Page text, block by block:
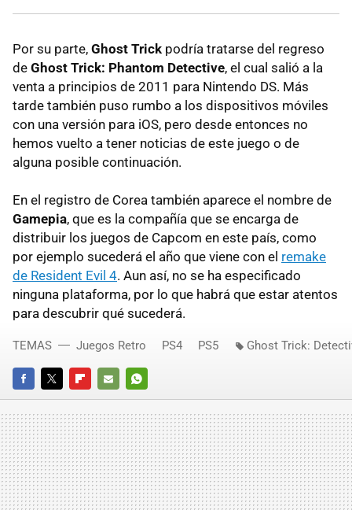
Por su parte, Ghost Trick podría tratarse del regreso
de Ghost Trick: Phantom Detective, el cual salió a la
venta a principios de 2011 para Nintendo DS. Más
tarde también puso rumbo a los dispositivos móviles
con una versión para iOS, pero desde entonces no
hemos vuelto a tener noticias de este juego o de
alguna posible continuación.
En el registro de Corea también aparece el nombre de
Gamepia, que es la compañía que se encarga de
distribuir los juegos de Capcom en este país, como
por ejemplo sucederá el año que viene con el remake
de Resident Evil 4. Aun así, no se ha especificado
ninguna plataforma, por lo que habrá que estar atentos
para descubrir qué sucederá.
FACEBOOKTWITTERFLIPBOARD
E-
MAIL
WHATSAPP
TEMAS Juegos Retro PS4 PS5 Ghost Trick: